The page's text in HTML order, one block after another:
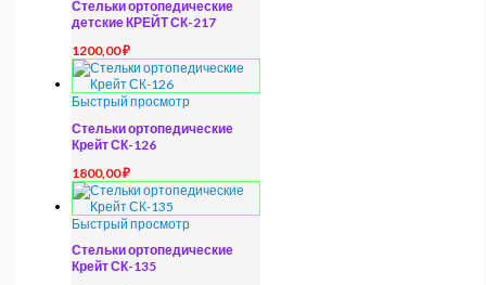
Стельки ортопедические
детские КРЕЙТ СК-217
1200,00₽
Быстрый просмотр
Стельки ортопедические
Крейт СК-126
1800,00₽
Быстрый просмотр
Стельки ортопедические
Крейт СК-135